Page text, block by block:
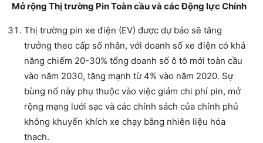
Mở rộng Thị trường Pin Toàn cầu và các Động lực Chính
Thị trường pin xe điện (EV) được dự báo sẽ tăng
trưởng theo cấp số nhân, với doanh số xe điện có khả
năng chiếm 20-30% tổng doanh số ô tô mới toàn cầu
vào năm 2030, tăng mạnh từ 4% vào năm 2020. Sự
bùng nổ này phụ thuộc vào việc giảm chi phí pin, mở
rộng mạng lưới sạc và các chính sách của chính phủ
không khuyến khích xe chạy bằng nhiên liệu hóa
thạch.